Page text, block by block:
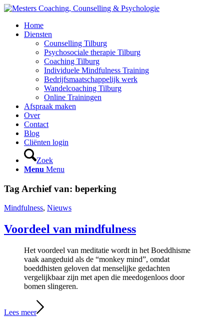
Home
Diensten
Counselling Tilburg
Psychosociale therapie Tilburg
Coaching Tilburg
Individuele Mindfulness Training
Bedrijfsmaatschappelijk werk
Wandelcoaching Tilburg
Online Trainingen
Afspraak maken
Over
Contact
Blog
Cliënten login
Zoek
Menu Menu
Tag Archief van: beperking
Mindfulness, Nieuws
Voordeel van mindfulness
Het voordeel van meditatie wordt in het Boeddhisme
vaak aangeduid als de “monkey mind”, omdat
boeddhisten geloven dat menselijke gedachten
vergelijkbaar zijn met apen die meedogenloos door
bomen slingeren.
Lees meer